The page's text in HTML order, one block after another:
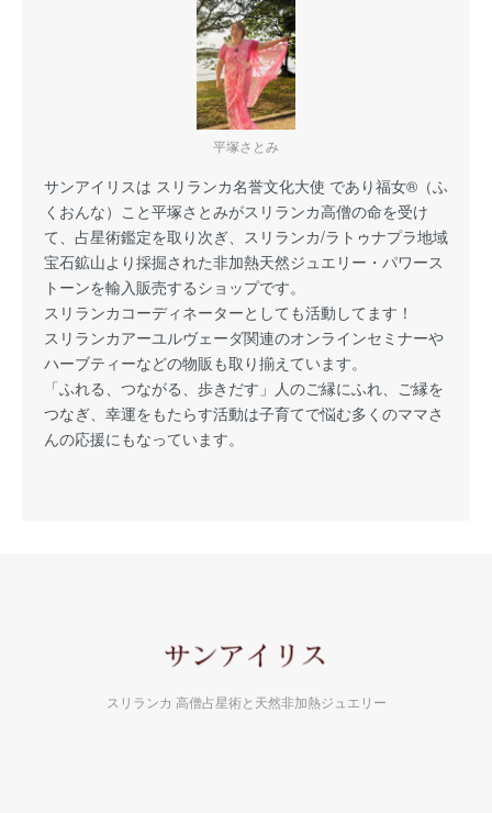
平塚さとみ
サンアイリスは スリランカ名誉文化大使 であり福女®（ふ
くおんな）こと平塚さとみがスリランカ高僧の命を受け
て、占星術鑑定を取り次ぎ、スリランカ/ラトゥナプラ地域
宝石鉱山より採掘された非加熱天然ジュエリー・パワース
トーンを輸入販売するショップです。
スリランカコーディネーターとしても活動してます！
スリランカアーユルヴェーダ関連のオンラインセミナーや
ハーブティーなどの物販も取り揃えています。
「ふれる、つながる、歩きだす」人のご縁にふれ、ご縁を
つなぎ、幸運をもたらす活動は子育てで悩む多くのママさ
んの応援にもなっています。
スリランカ 高僧占星術と天然非加熱ジュエリー